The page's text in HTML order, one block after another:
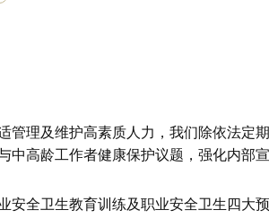
管理及维护高素质人力，我们除依法定
高龄工作者健康保护议题，强化内部
安全卫生教育训练及职业安全卫生四大